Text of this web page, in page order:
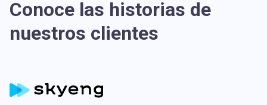
Conoce las historias de
nuestros clientes